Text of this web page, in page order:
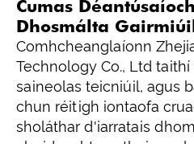
Cumas
Dhosmálta
Comhcheanglaíonn
Technology Co., Ltd
saineolas teicniúil, agus
chun réitigh iontaofa
sholáthar d'iarratais